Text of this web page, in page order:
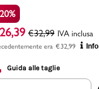
26,39 €32,99 IVA inclusa
era €32,99 Info
Guida alle taglie